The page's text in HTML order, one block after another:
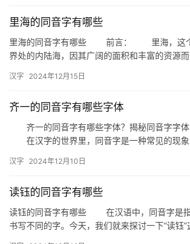
里海的同音字有哪些
里海的同音字有哪些 前言： 里海，这个
界处的内陆海，因其广阔的面积和丰富的资源而
汉字 2024年12月15日
齐一的同音字有哪些字体
齐一的同音字有哪些字体？揭秘同音字字体
在汉字的世界里，同音字是一种常见的现象
字…
汉字 2024年12月10日
读钰的同音字有哪些
读钰的同音字有哪些 在汉语中，同音字是指
书写不同的字。今天，我们就来探讨一下“读钰”